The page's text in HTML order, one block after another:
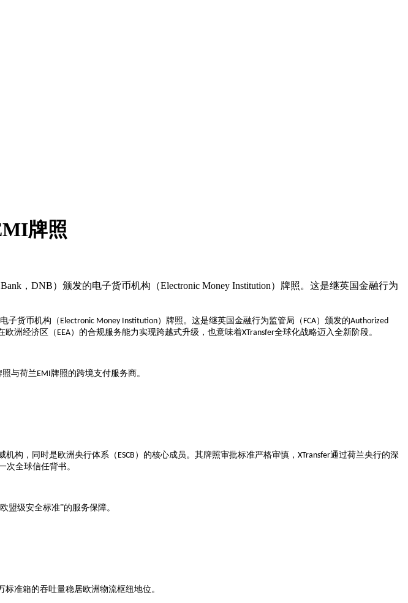
牌照
，DNB）颁发的电子货币机构（Electronic Money Institution）牌照。这是继英国金融行为
子货币机构（ Electronic Money Institution）牌照。这是继英国金融行为监管局（ FCA）颁发的Authorized
欧洲经济区（ EEA）的合规服务能力实现跨越式升级，也意味着XTransfer全球化战略迈入全新阶段。
照与荷兰EMI 牌照的跨境支付服务商。
机构，同时是欧洲央行体系（ ESCB ）的核心成员。其牌照审批标准严格审慎， XTransfer通过荷兰央行的深
次全球信任背书。
盟级安全标准”的服务保障。
标准箱的吞吐量稳居欧洲物流枢纽地位。